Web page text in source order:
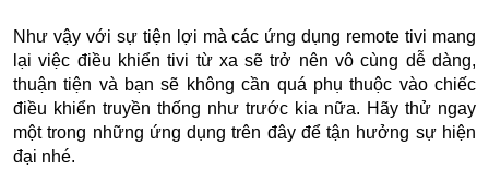
Như vậy với sự tiện lợi mà các ứng dụng remote tivi mang
lại việc điều khiển tivi từ xa sẽ trở nên vô cùng dễ dàng,
thuận tiện và bạn sẽ không cần quá phụ thuộc vào chiếc
điều khiển truyền thống như trước kia nữa. Hãy thử ngay
một trong những ứng dụng trên đây để tận hưởng sự hiện
đại nhé.